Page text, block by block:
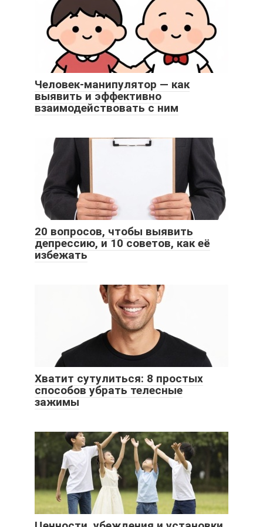
Человек-манипулятор — как
выявить и эффективно
взаимодействовать с ним
20 вопросов, чтобы выявить
депрессию, и 10 советов, как её
избежать
Хватит сутулиться: 8 простых
способов убрать телесные
зажимы